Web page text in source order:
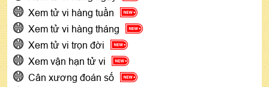
Xem tử vi hàng tuần
Xem tử vi hàng tháng
Xem tử vi trọn đời
Xem vận hạn tử vi
Cân xương đoán số